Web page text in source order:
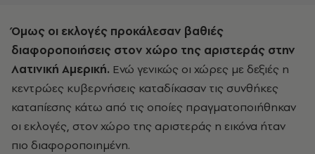
Όμως οι εκλογές προκάλεσαν βαθιές
διαφοροποιήσεις στον χώρο της αριστεράς στην
Λατινική Αμερική. Ενώ γενικώς οι χώρες με δεξιές η
κεντρώες κυβερνήσεις καταδίκασαν τις συνθήκες
καταπίεσης κάτω από τις οποίες πραγματοποιήθηκαν
οι εκλογές, στον χώρο της αριστεράς η εικόνα ήταν
πιο διαφοροποιημένη.